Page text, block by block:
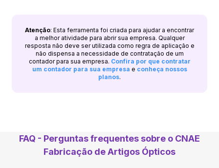
Atenção: Esta ferramenta foi criada para ajudar a encontrar
a melhor atividade para abrir sua empresa. Qualquer
resposta não deve ser utilizada como regra de aplicação e
não dispensa a necessidade de contratação de um
contador para sua empresa. Confira por que contratar
um contador para sua empresa e conheça nossos
planos.
FAQ - Perguntas frequentes sobre o CNAE
Fabricação de Artigos Ópticos